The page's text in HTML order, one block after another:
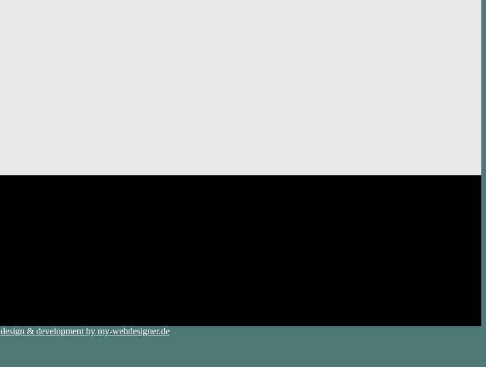
design & development by my-webdesigner.de